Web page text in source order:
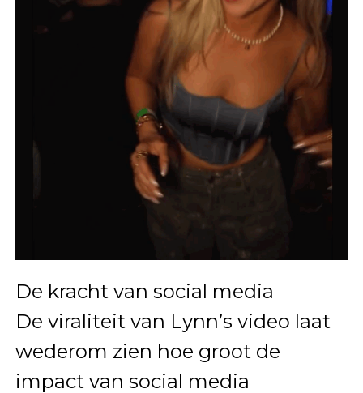
De kracht van social media
De viraliteit van Lynn’s video laat
wederom zien hoe groot de
impact van social media